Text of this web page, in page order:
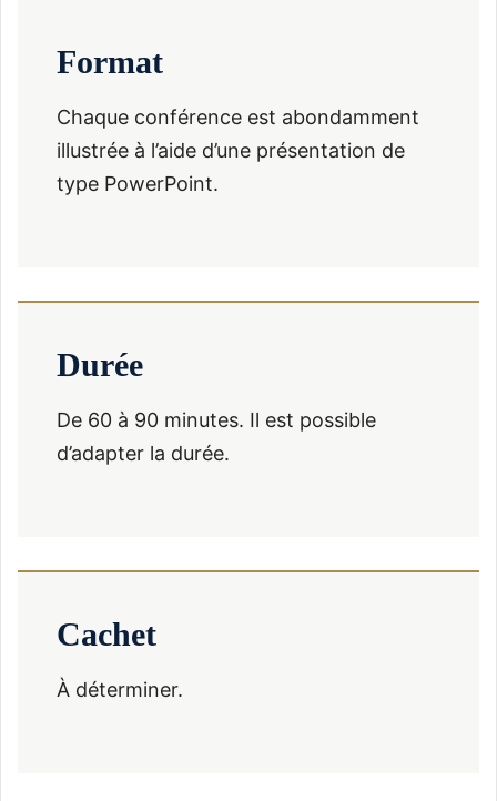
Format
Chaque conférence est abondamment
illustrée à l’aide d’une présentation de
type PowerPoint.
Durée
De 60 à 90 minutes. Il est possible
d’adapter la durée.
Cachet
À déterminer.